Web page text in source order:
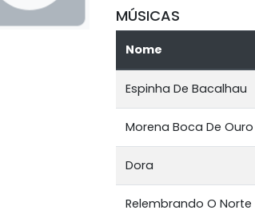
MÚSICAS
Nome
Espinha De Bacalhau
Morena Boca De Ouro
Dora
Relembrando O Norte